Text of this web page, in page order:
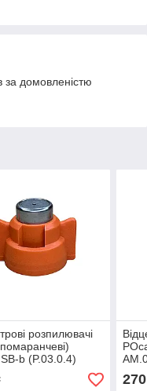
за домовленістю
розпилювачі
b (P.03.0.4)
на
270